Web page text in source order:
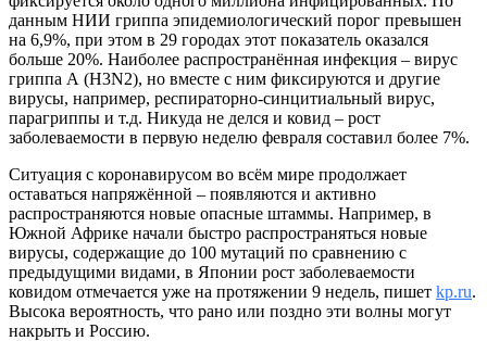
данным НИИ гриппа эпидемиологический порог превышен
на 6,9%, при этом в 29 городах этот показатель оказался
больше 20%. Наиболее распространённая инфекция – вирус
гриппа А (H3N2), но вместе с ним фиксируются и другие
вирусы, например, респираторно-синцитиальный вирус,
парагриппы и т.д. Никуда не делся и ковид – рост
заболеваемости в первую неделю февраля составил более 7%.
Ситуация с коронавирусом во всём мире продолжает
оставаться напряжённой – появляются и активно
распространяются новые опасные штаммы. Например, в
Южной Африке начали быстро распространяться новые
вирусы, содержащие до 100 мутаций по сравнению с
предыдущими видами, в Японии рост заболеваемости
ковидом отмечается уже на протяжении 9 недель, пишет kp.ru.
Высока вероятность, что рано или поздно эти волны могут
накрыть и Россию.